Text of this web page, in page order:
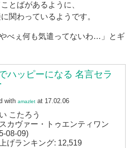
とばがあるように、
関わっているようです。
べぇ何も気遣ってないわ…」とギ
ハッピーになる 名言セラ
with amazlet at 17.02.06
こたろう
カヴァー・トゥエンティワン
08-09)
げランキング: 12,519